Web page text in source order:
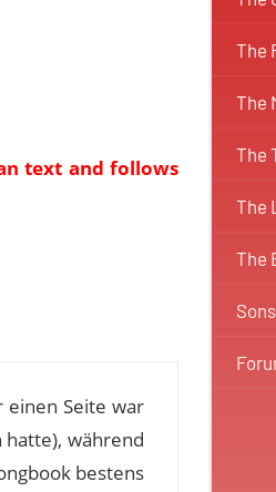
The
The
The
The
The
text and follows
einen Seite war
während
bestens